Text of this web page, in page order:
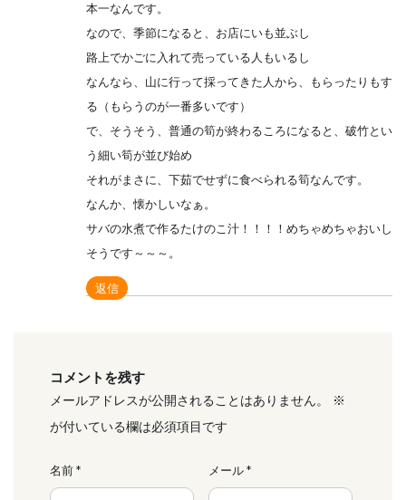
本一なんです。
なので、季節になると、お店にいも並ぶし
路上でかごに入れて売っている人もいるし
なんなら、山に行って採ってきた人から、もらったりもす
る（もらうのが一番多いです）
で、そうそう、普通の筍が終わるころになると、破竹とい
う細い筍が並び始め
それがまさに、下茹でせずに食べられる筍なんです。
なんか、懐かしいなぁ。
サバの水煮で作るたけのこ汁！！！！めちゃめちゃおいし
そうです～～～。
返信
コメントを残す
メールアドレスが公開されることはありません。
※
が付いている欄は必須項目です
名前* メール*